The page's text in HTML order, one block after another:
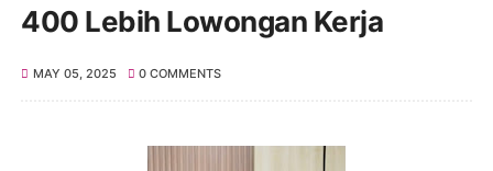
400 Lebih Lowongan Kerja
MAY 05, 2025 0 COMMENTS